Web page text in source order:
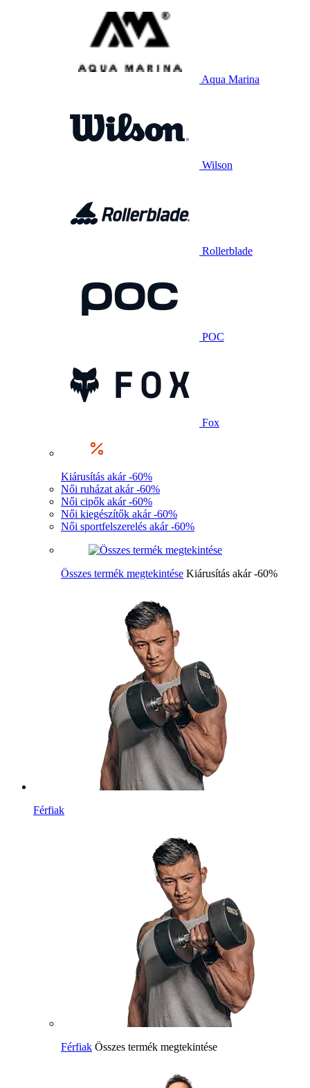
Aqua Marina
Wilson
Rollerblade
POC
Fox
Kiárusítás akár -60%
Női ruházat akár -60%
Női cipők akár -60%
Női kiegészítők akár -60%
Női sportfelszerelés akár -60%
Összes termék megtekintése Kiárusítás akár -60%
Férfiak
Férfiak Összes termék megtekintése